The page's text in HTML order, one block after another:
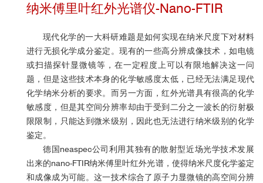
纳米傅里叶红外光谱仪-Nano-FTIR
现代化学的一大科研难题是如何实现在纳米尺度下对材料
进行无损化学成分鉴定。现有的一些高分辨成像技术，如电镜
或扫描探针显微镜等，在一定程度上可以有限地解决这一问
题，但是这些技术本身的化学敏感度太低，已经无法满足现代
化学纳米分析的要求。而另一方面，红外光谱具有很高的化学
敏感度，但是其空间分辨率却由于受到二分之一波长的衍射极
限限制，只能达到微米级别，因此也无法进行纳米级别的化学
鉴定。
德国neaspec公司利用其独有的散射型近场光学技术发展
出来的nano-FTIR纳米傅里叶红外光谱，使得纳米尺度化学鉴定
和成像成为可能。这一技术综合了原子力显微镜的高空间分辨